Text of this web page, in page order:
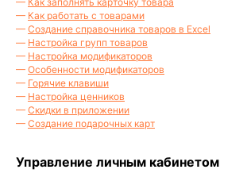
— Как работать с товарами
— Создание справочника товаров в Excel
— Настройка групп товаров
— Настройка модификаторов
— Особенности модификаторов
— Горячие клавиши
— Настройка ценников
— Скидки в приложении
— Создание подарочных карт
Управление личным кабинетом